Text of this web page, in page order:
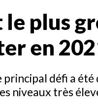
plus
en
principal défi a
niveaux très